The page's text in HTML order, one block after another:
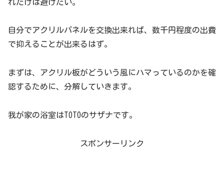
れだけは避けたい。
自分でアクリルパネルを交換出来れば、数千円程度の出費
で抑えることが出来るはず。
まずは、アクリル板がどういう風にハマっているのかを確
認するために、分解していきます。
我が家の浴室はTOTOのサザナです。
スポンサーリンク